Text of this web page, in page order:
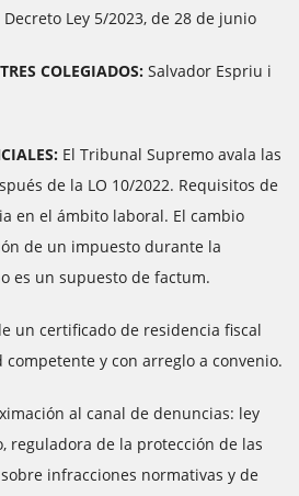
Ley 5/2023, de 28 de junio
COLEGIADOS: Salvador Espriu i
El Tribunal Supremo avala las
de la LO 10/2022. Requisitos de
en el ámbito laboral. El cambio
de un impuesto durante la
es un supuesto de factum.
un certificado de residencia fiscal
y con arreglo a convenio.
al canal de denuncias: ley
reguladora de la protección de las
infracciones normativas y de